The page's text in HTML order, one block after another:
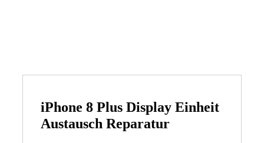
iPhone 8 Plus Display Einheit
Austausch Reparatur